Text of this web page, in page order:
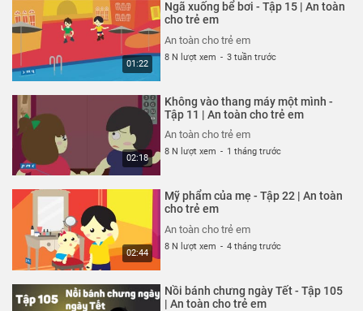
02:48
An toàn cho trẻ em
26 N lượt xem
02:51
An toàn cho trẻ em
26 N lượt xem
03:58
toàn cho trẻ em
An toàn cho trẻ em
26 N lượt xem
An toàn cho trẻ em
01:22
Ngã xuống bể bơi - Tập 15 | An toàn
cho trẻ em
An toàn cho trẻ em
8 N lượt xem - 3 tuần trước
02:18
Không vào thang máy một mình -
Tập 11 | An toàn cho trẻ em
An toàn cho trẻ em
8 N lượt xem - 1 tháng trước
02:44
Mỹ phẩm của mẹ - Tập 22 | An toàn
cho trẻ em
An toàn cho trẻ em
8 N lượt xem - 4 tháng trước
Nồi bánh chưng ngày Tết - Tập 105
| An toàn cho trẻ em